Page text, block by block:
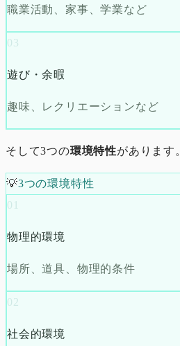
職業活動、家事、学業など
03
遊び・余暇
趣味、レクリエーションなど
そして3つの環境特性があります
💡3つの環境特性
01
物理的環境
場所、道具、物理的条件
02
社会的環境